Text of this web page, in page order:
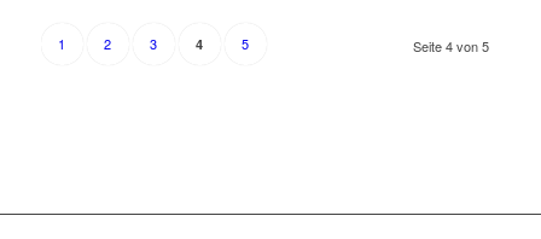
Seite 4 von 5
1 2 3 4 5